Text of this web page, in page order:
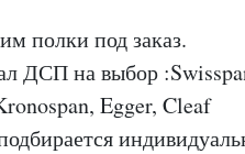
полки под заказ.
ДСП на выбор
Egger, Cleaf